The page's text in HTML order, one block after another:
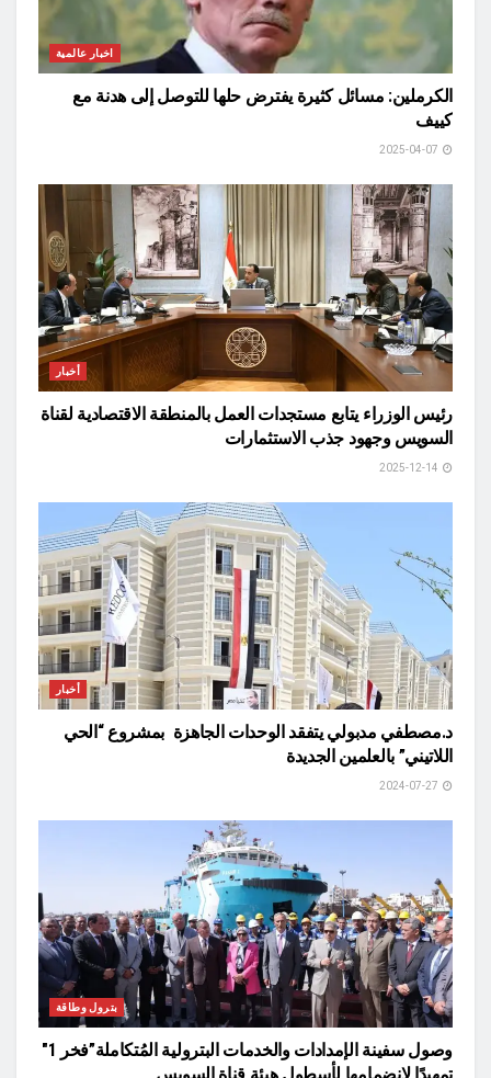
اخبار عالمية
الكرملين: مسائل كثيرة يفترض حلها للتوصل إلى هدنة مع
كييف
أخبار
رئيس الوزراء يتابع مستجدات العمل بالمنطقة الاقتصادية لقناة
السويس وجهود جذب الاستثمارات
أخبار
د.مصطفي مدبولي يتفقد الوحدات الجاهزة بمشروع “الحي
اللاتيني” بالعلمين الجديدة
بترول وطاقة
وصول سفينة الإمدادات والخدمات البترولية المُتكاملة”فخر 1″